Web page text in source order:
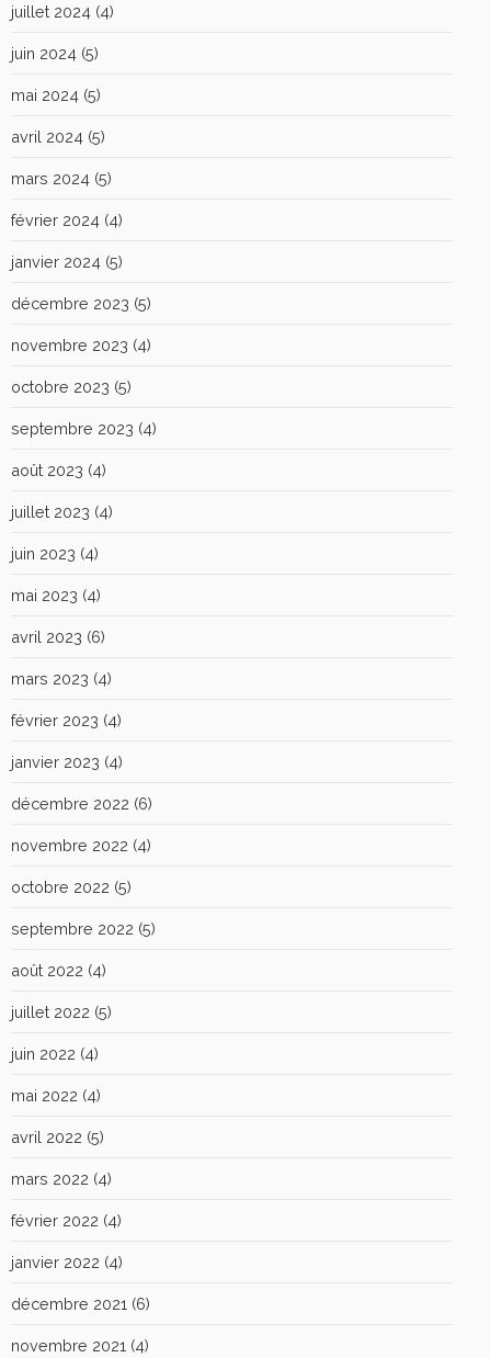
juillet 2024 (4)
juin 2024 (5)
mai 2024 (5)
avril 2024 (5)
mars 2024 (5)
février 2024 (4)
janvier 2024 (5)
décembre 2023 (5)
novembre 2023 (4)
octobre 2023 (5)
septembre 2023 (4)
août 2023 (4)
juillet 2023 (4)
juin 2023 (4)
mai 2023 (4)
avril 2023 (6)
mars 2023 (4)
février 2023 (4)
janvier 2023 (4)
décembre 2022 (6)
novembre 2022 (4)
octobre 2022 (5)
septembre 2022 (5)
août 2022 (4)
juillet 2022 (5)
juin 2022 (4)
mai 2022 (4)
avril 2022 (5)
mars 2022 (4)
février 2022 (4)
janvier 2022 (4)
décembre 2021 (6)
novembre 2021 (4)